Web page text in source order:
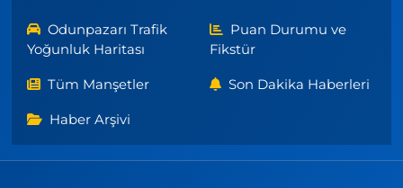
Odunpazarı Trafik
Yoğunluk Haritası
Puan Durumu ve
Fikstür
Tüm Manşetler Son Dakika Haberleri
Haber Arşivi